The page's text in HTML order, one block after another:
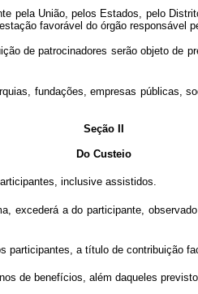
pela União, pelos Estados, pelo
favorável do órgão responsável
de patrocinadores serão objeto de
fundações, empresas públicas,
Seção II
Do Custeio
inclusive assistidos.
excederá a do participante,
a título de contribuição
de benefícios, além daqueles